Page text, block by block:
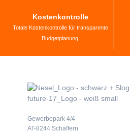
Kostenkontrolle
Totale Kostenkontrolle für transparente
Budgetplanung.
Gewerbepark 4/4
AT-8244 Schäffern